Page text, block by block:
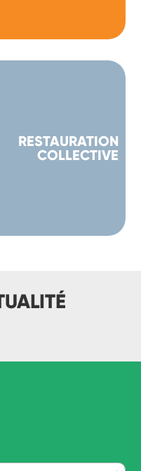
RESTAURATION
COLLECTIVE